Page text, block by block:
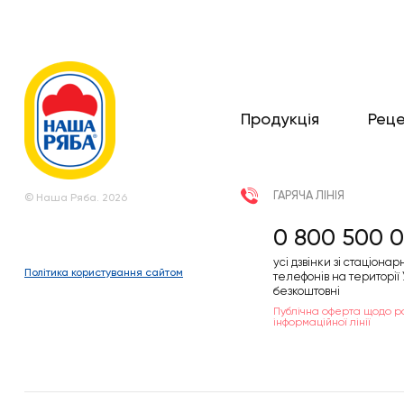
© Наша Ряба. 2026
Політика користування сайтом
Продукція
ГАРЯЧА ЛІНІЯ
0 800 500
усі дзвінки зі
телефонів на території
безкоштовні
Публічна оферта щодо
інформаційної лінії